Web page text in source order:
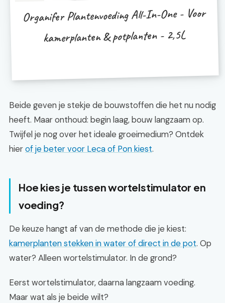
Organifer Plantenvoeding All-In-One - Voor
kamerplanten & potplanten - 2,5L
Beide geven je stekje de bouwstoffen die het nu nodig
heeft. Maar onthoud: begin laag, bouw langzaam op.
Twijfel je nog over het ideale groeimedium? Ontdek
hierof je beter voor Leca of Pon kiest.
Hoe kies je tussen wortelstimulator en
voeding?
De keuze hangt af van de methode die je kiest:
kamerplanten stekken in water of direct in de pot. Op
water? Alleen wortelstimulator. In de grond?
Eerst wortelstimulator, daarna langzaam voeding.
Maar wat als je beide wilt?